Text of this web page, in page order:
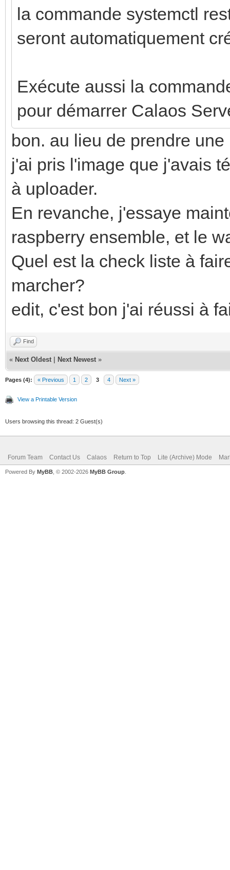
la commande systemctl
seront automatiquement
Exécute aussi la
pour démarrer Calaos
bon. au lieu de prendre
j'ai pris l'image que j'avais
à uploader.
En revanche, j'essaye
raspberry ensemble, et le
Quel est la check liste à
marcher?
edit, c'est bon j'ai réussi à
Find
« Next Oldest Next Newest »
Pages (4): « Previous 1 2 3 4 Next »
View a Printable Version
Users browsing this thread: 2 Guest(s)
Forum Team Contact Us Calaos Return to Top Lite (Archive) Mode
Powered By MyBB , © 2002-2026 MyBB Group